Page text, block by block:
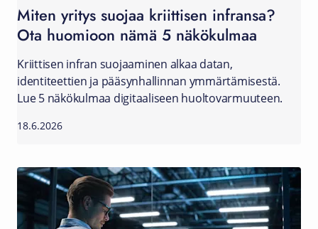
Miten yritys suojaa kriittisen infransa?
Ota huomioon nämä 5 näkökulmaa
Kriittisen infran suojaaminen alkaa datan,
identiteettien ja pääsynhallinnan ymmärtämisestä.
Lue 5 näkökulmaa digitaaliseen huoltovarmuuteen.
18.6.2026